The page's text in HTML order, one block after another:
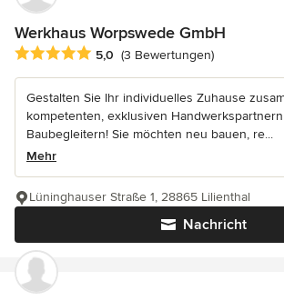
Werkhaus Worpswede GmbH
Durchschnittliche Bewertung: 5 von 5
5,0 (3 Bewertungen)
Gestalten Sie Ihr individuelles Zuhause
kompetenten, exklusiven
Baubegleitern! Sie möchten neu bauen, re...
Mehr
Nachricht
Lüninghauser Straße 1, 28865 Lilienthal